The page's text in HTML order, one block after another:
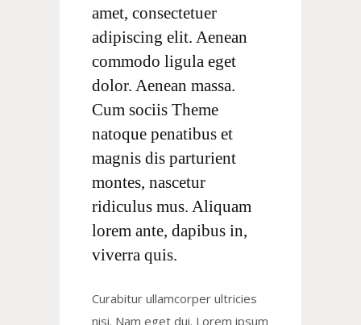
amet, consectetuer
adipiscing elit. Aenean
commodo ligula eget
dolor. Aenean massa.
Cum sociis Theme
natoque penatibus et
magnis dis parturient
montes, nascetur
ridiculus mus. Aliquam
lorem ante, dapibus in,
viverra quis.
Curabitur ullamcorper ultricies
nisi. Nam eget dui. Lorem ipsum